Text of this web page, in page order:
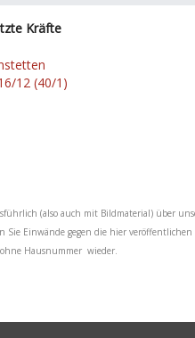
Kräfte
12 (40/1)
(also auch mit Bildmaterial) über
Einwände gegen die hier
Hausnummer wieder.